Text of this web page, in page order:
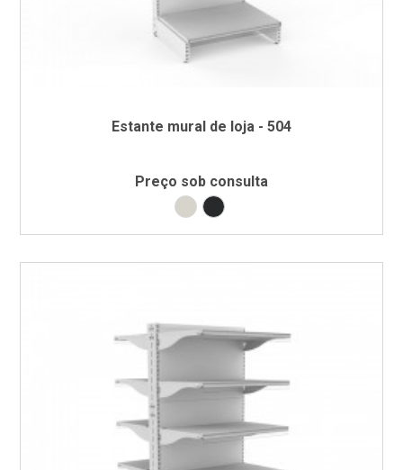
Estante mural de loja - 504
Preço sob consulta
Branco RAL9002
Preto RAL9005